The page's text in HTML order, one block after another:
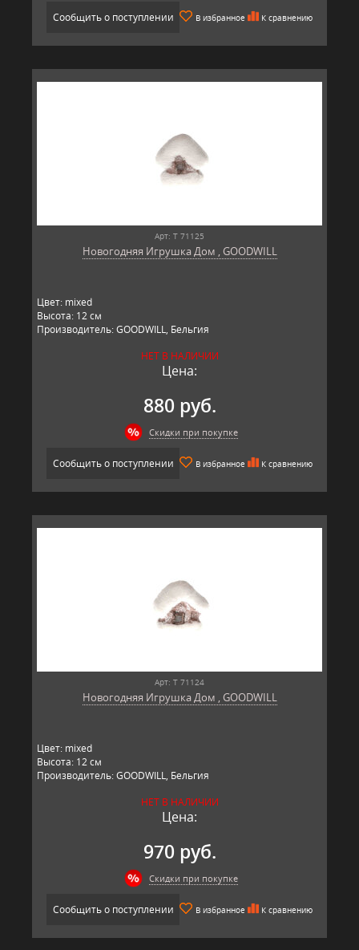
Сообщить о поступлении В избранное К сравнению
Арт: T 71125
Новогодняя Игрушка Дом , GOODWILL
Цвет: mixed
Высота: 12 см
Производитель: GOODWILL, Бельгия
НЕТ В НАЛИЧИИ
Цена:
880 руб.
Скидки при покупке
Сообщить о поступлении В избранное К сравнению
Арт: T 71124
Новогодняя Игрушка Дом , GOODWILL
Цвет: mixed
Высота: 12 см
Производитель: GOODWILL, Бельгия
НЕТ В НАЛИЧИИ
Цена:
970 руб.
Скидки при покупке
Сообщить о поступлении В избранное К сравнению